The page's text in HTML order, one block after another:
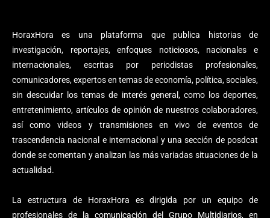
HoraxHora es una plataforma que publica historias de
investigación, reportajes, enfoques noticiosos, nacionales e
internacionales, escritas por periodistas profesionales,
comunicadores, expertos en temas de economía, política, sociales,
sin descuidar los temas de interés general, como los deportes,
entretenimiento, artículos de opinión de nuestros colaboradores,
así como videos y transmisiones en vivo de eventos de
trascendencia nacional e internacional y una sección de posdcat
donde se comentan y analizan las más variadas situaciones de la
actualidad.
La estructura de HoraxHora es dirigida por un equipo de
profesionales de la comunicación del Grupo Multidiarios, en